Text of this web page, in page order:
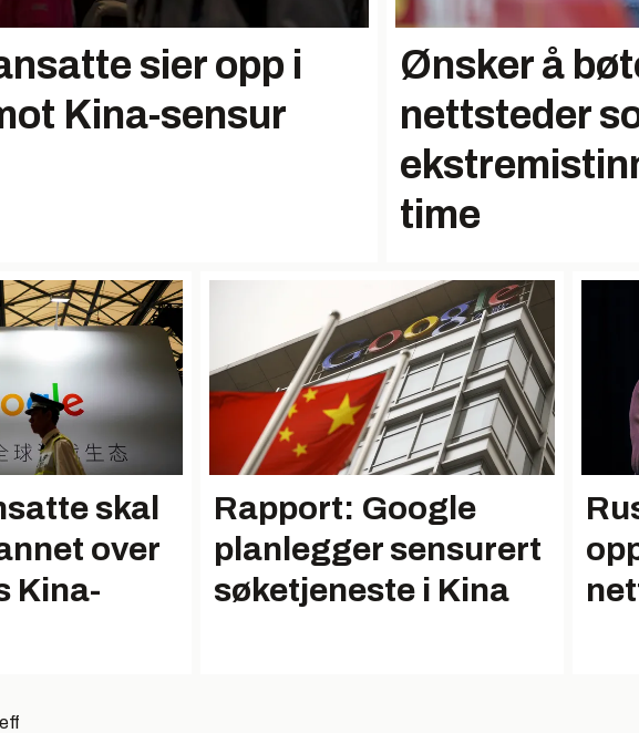
sier opp i
Kina-sensur
Ønsker å
nettsteder
time
skal
over
Kina-
Rapport: Google
planlegger sensurert
søketjeneste i Kina